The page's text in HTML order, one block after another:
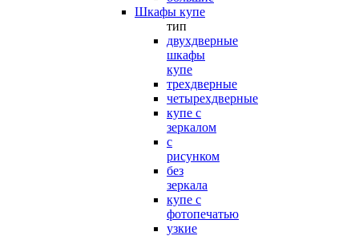
Шкафы купе
тип
двухдверные
шкафы
купе
трехдверные
четырехдверные
купе с
зеркалом
с
рисунком
без
зеркала
купе с
фотопечатью
узкие